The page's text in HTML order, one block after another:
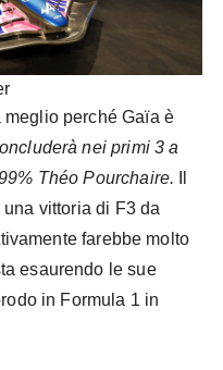
perché Gaïa è
nei primi 3 a
Théo Pourchaire.
vittoria di F3 da
farebbe molto
esaurendo le sue
in Formula 1 in